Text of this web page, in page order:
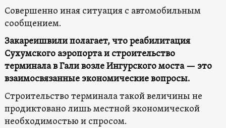
Совершенно иная ситуация с автомобильным
сообщением.
Закареишвили полагает, что реабилитация
Сухумского аэропорта и строительство
терминала в Гали возле Ингурского моста — это
взаимосвязанные экономические вопросы.
Строительство терминала такой величины не
продиктовано лишь местной экономической
необходимостью и спросом.